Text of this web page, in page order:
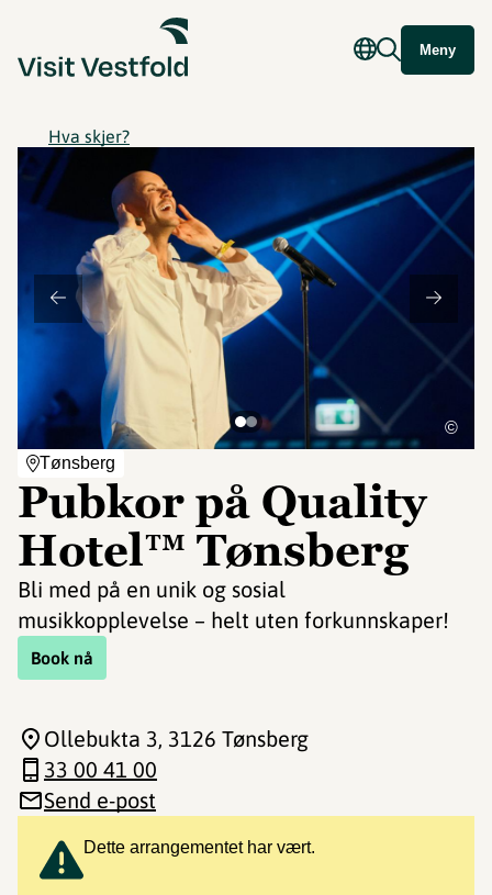
Meny
Hva skjer?
Tønsberg
Pubkor på Quality
Hotel™ Tønsberg
Bli med på en unik og sosial
musikkopplevelse – helt uten forkunnskaper!
Book nå
©
Dette arrangementet har vært.
Ollebukta 3, 3126 Tønsberg
33 00 41 00
Send e-post